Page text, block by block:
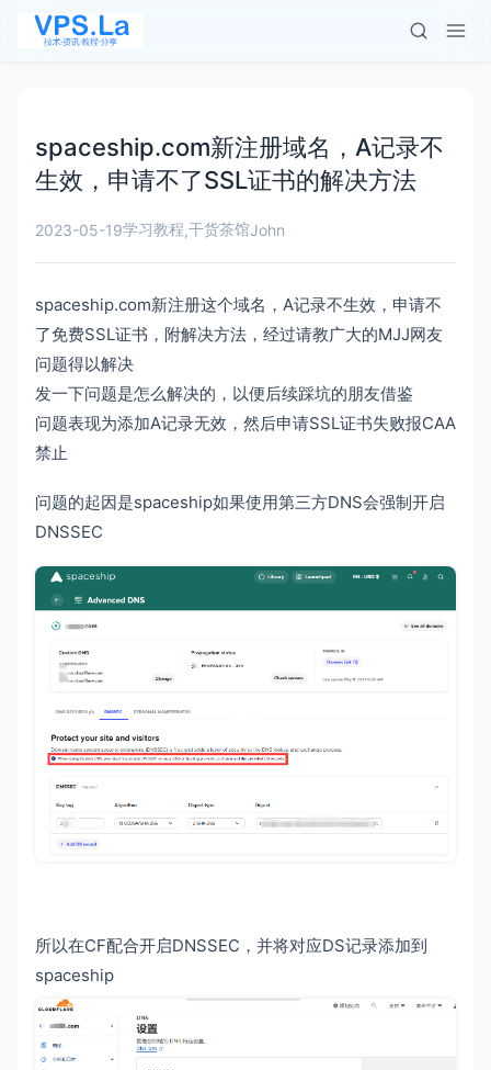
spaceship.com新注册域名，A记录不
生效，申请不了SSL证书的解决方法
2023-05-19学习教程,干货茶馆John
spaceship.com新注册这个域名，A记录不生效，申请不
了免费SSL证书，附解决方法，经过请教广大的MJJ网友
问题得以解决
发一下问题是怎么解决的，以便后续踩坑的朋友借鉴
问题表现为添加A记录无效，然后申请SSL证书失败报CAA
禁止
问题的起因是spaceship如果使用第三方DNS会强制开启
DNSSEC
所以在CF配合开启DNSSEC，并将对应DS记录添加到
spaceship